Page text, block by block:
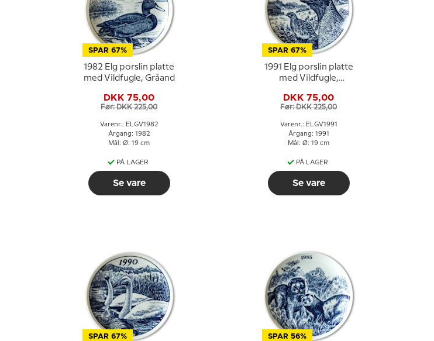
SPAR 67%
1982 Elg porslin platte
med Vildfugle, Gråand
DKK 75,00
Før: DKK 225,00
Varenr.: ELGV1982
Årgang: 1982
Mål: Ø: 19 cm
PÅ LAGER
Se vare
SPAR 67%
1991 Elg porslin platte
med Vildfugle,
DKK 75,00
Før: DKK 225,00
Varenr.: ELGV1991
Årgang: 1991
Mål: Ø: 19 cm
PÅ LAGER
Se vare
SPAR 67% SPAR 56%